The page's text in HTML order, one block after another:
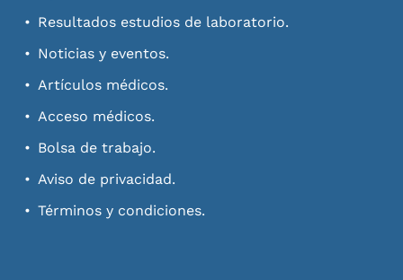
Resultados estudios de laboratorio.
Noticias y eventos.
Artículos médicos.
Acceso médicos.
Bolsa de trabajo.
Aviso de privacidad.
Términos y condiciones.